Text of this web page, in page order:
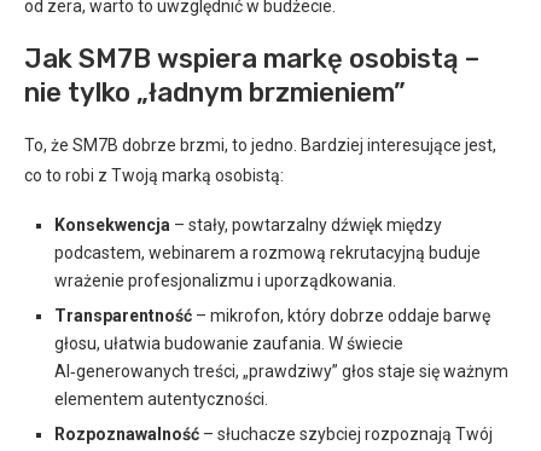
od zera, warto to uwzględnić w budżecie.
Jak SM7B wspiera markę osobistą –
nie tylko „ładnym brzmieniem”
To, że SM7B dobrze brzmi, to jedno. Bardziej interesujące jest,
co to robi z Twoją marką osobistą:
Konsekwencja – stały, powtarzalny dźwięk między
podcastem, webinarem a rozmową rekrutacyjną buduje
wrażenie profesjonalizmu i uporządkowania.
Transparentność – mikrofon, który dobrze oddaje barwę
głosu, ułatwia budowanie zaufania. W świecie
AI‑generowanych treści, „prawdziwy” głos staje się ważnym
elementem autentyczności.
Rozpoznawalność – słuchacze szybciej rozpoznają Twój